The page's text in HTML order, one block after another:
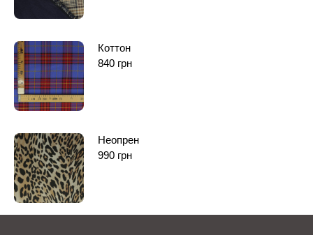
Коттон
840 грн
Неопрен
990 грн